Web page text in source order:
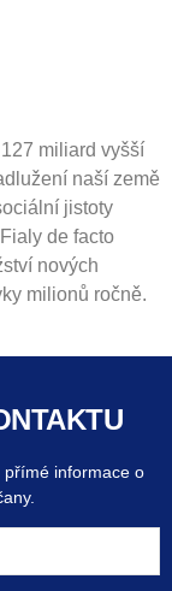
miliard vyšší
naší země
jistoty
de facto
nových
milionů ročně.
přímé informace o